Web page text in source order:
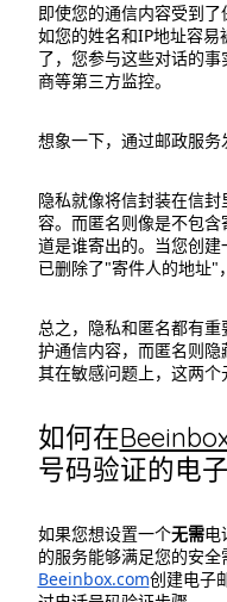
即使您的通信内容受到
如您的姓名和IP地址容
了，您参与这些对话的
商等第三方监控。
想象一下，通过邮政服务
隐私就像将信封装在信
容。而匿名则像是不包
道是谁寄出的。当您创建
已删除了"寄件人的地址"
总之，隐私和匿名都有
护通信内容，而匿名则
其在敏感问题上，这两个
如何在
号码验证的电
如果您想设置一个无需电
的服务能够满足您的安
Beeinbox.com创建电子